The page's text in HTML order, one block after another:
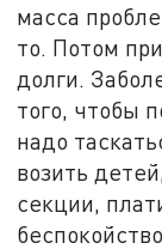
масса
то. Потом
долги.
того, чтобы
надо
возить
секции,